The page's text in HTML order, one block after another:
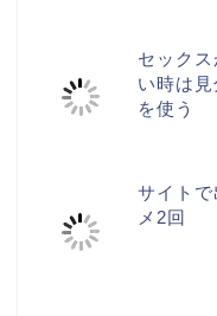
セック
い時は
を使う
サイト
メ2回